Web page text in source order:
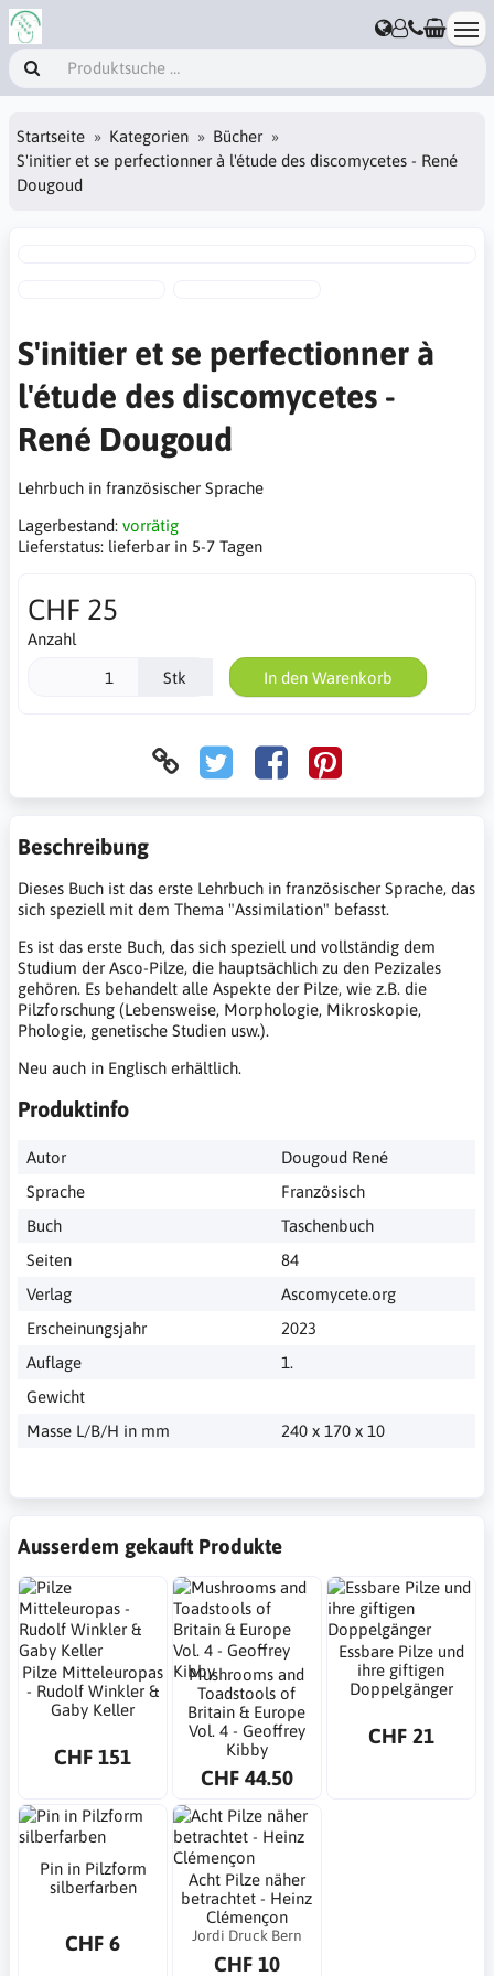
Startseite Kategorien
Bücher
S'initier et se perfectionner à l'étude des discomycetes - René
Dougoud
S'initier et se perfectionner à
l'étude des discomycetes -
René Dougoud
Lehrbuch in französischer Sprache
Lagerbestand: vorrätig
Lieferstatus: lieferbar in 5-7 Tagen
CHF 25
Anzahl
Stk In den Warenkorb
Beschreibung
Dieses Buch ist das erste Lehrbuch in französischer Sprache, das
sich speziell mit dem Thema "Assimilation" befasst.
Es ist das erste Buch, das sich speziell und vollständig dem
Studium der Asco-Pilze, die hauptsächlich zu den Pezizales
gehören. Es behandelt alle Aspekte der Pilze, wie z.B. die
Pilzforschung (Lebensweise, Morphologie, Mikroskopie,
Phologie, genetische Studien usw.).
Neu auch in Englisch erhältlich.
Produktinfo
Autor
Dougoud René
Sprache
Französisch
Buch
Taschenbuch
Seiten
84
Verlag
Ascomycete.org
Erscheinungsjahr
2023
Auflage
1.
Gewicht
Masse L/B/H in mm
240 x 170 x 10
Ausserdem gekauft Produkte
Pilze Mitteleuropas
- Rudolf Winkler &
Gaby Keller
CHF 151
Mushrooms and
Toadstools of
Britain & Europe
Vol. 4 - Geoffrey
Kibby
CHF 44.50
Essbare Pilze und
ihre giftigen
Doppelgänger
CHF 21
Pin in Pilzform
silberfarben
CHF 6
Acht Pilze näher
betrachtet - Heinz
Clémençon
Jordi Druck Bern
CHF 10